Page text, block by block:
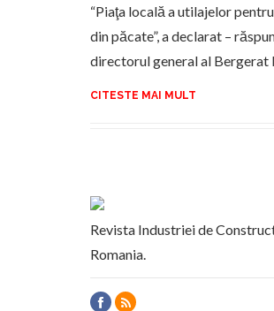
“Piaţa locală a utilajelor
din păcate”, a declarat –
directorul general al
CITESTE MAI MULT
Revista Industriei de
Romania.